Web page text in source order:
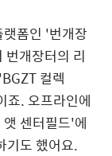
폼인 '번개장
개장터의 리
컬렉
죠. 오프라인에
센터필드'에
기도 했어요.